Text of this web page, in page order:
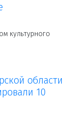
культурного
области
10